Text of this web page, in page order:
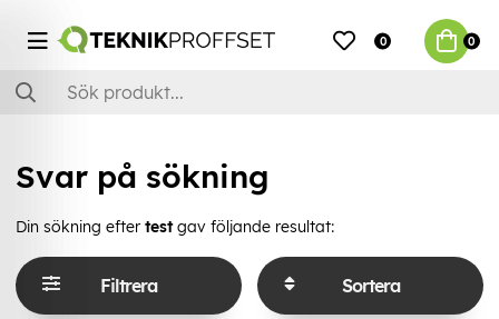
0 0
Svar på sökning
Din sökning efter testgav följande resultat:
Filtrera Sortera